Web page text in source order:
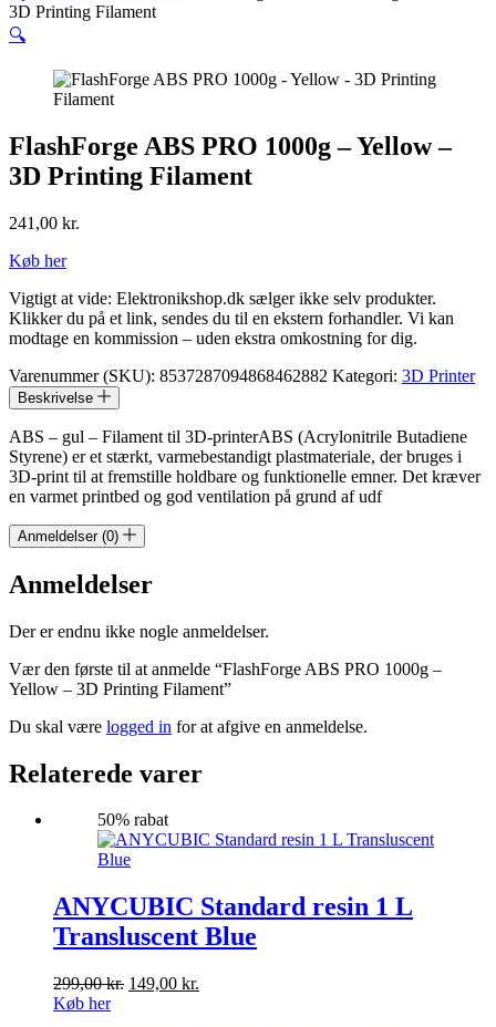
3D Printing Filament
🔍
FlashForge ABS PRO 1000g – Yellow –
3D Printing Filament
241,00 kr.
Køb her
Vigtigt at vide: Elektronikshop.dk sælger ikke selv produkter.
Klikker du på et link, sendes du til en ekstern forhandler. Vi kan
modtage en kommission – uden ekstra omkostning for dig.
Varenummer (SKU): 8537287094868462882 Kategori: 3D Printer
Beskrivelse
ABS – gul – Filament til 3D-printerABS (Acrylonitrile Butadiene
Styrene) er et stærkt, varmebestandigt plastmateriale, der bruges i
3D-print til at fremstille holdbare og funktionelle emner. Det kræver
en varmet printbed og god ventilation på grund af udf
Anmeldelser (0)
Anmeldelser
Der er endnu ikke nogle anmeldelser.
Vær den første til at anmelde “FlashForge ABS PRO 1000g –
Yellow – 3D Printing Filament”
Du skal være logged in for at afgive en anmeldelse.
Relaterede varer
50% rabat
ANYCUBIC Standard resin 1 L
Transluscent Blue
299,00kr. Den
149,00 kr.
Køb her